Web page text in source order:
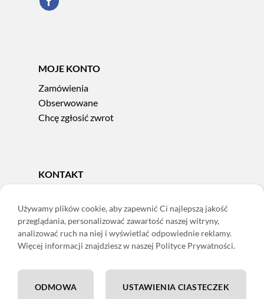
MOJE KONTO
Zamówienia
Obserwowane
Chcę zgłosić zwrot
KONTAKT
e-mail:sklep@adoris.pl
poniedziałek - piątek 8:00-16:00
Adoris Dorota Święcka
58-502 Jelenia Góra
ING: 22 1050 1751 1000 0091 0971 2688
Używamy plików cookie, aby zapewnić Ci najlepszą jakość
przeglądania, personalizować zawartość naszej witryny,
analizować ruch na niej i wyświetlać odpowiednie reklamy.
Więcej informacji znajdziesz w naszej Polityce Prywatności.
USTAWIENIA CIASTECZEK
ODMOWA